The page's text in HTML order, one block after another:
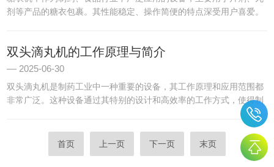
剂等产品的糖衣包裹。其性能稳定、操作简便的特点深受用户喜爱。
1...
双头滴丸机的工作原理与简介
2025-06-30
双头滴丸机是制药工业中一种重要的设备，其工作原理和应用范围都
非常广泛。这种设备通过其特别的设计和高效率的工作方式，使得制
药生产流程更加高效和精确。首先，让我们了解一下双头滴丸机的工
作原理。该设备的主要组成部分包括储液罐、泵、滴丸出口和冷却
首页 上一页 下一页 末页